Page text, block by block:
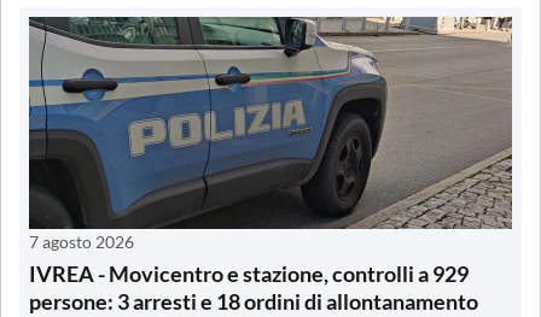
7 agosto 2026
IVREA - Movicentro e stazione, controlli a 929
persone: 3 arresti e 18 ordini di allontanamento